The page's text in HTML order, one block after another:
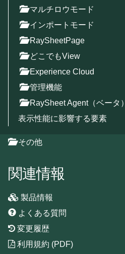
マルチロウモード
インポートモード
RaySheetPage
どこでもView
Experience Cloud
管理機能
RaySheet Agent（ベータ）
表示性能に影響する要素
その他
関連情報
製品情報
よくある質問
変更履歴
利用規約 (PDF)